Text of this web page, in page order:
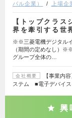
バル企業）
上場企
【トップクラス
界を牽引する世
※※三菱電機デジタル
（期間の定めなし）
グループ全体の…
会社概要
【事業内
ステム ■電子デバイ
興